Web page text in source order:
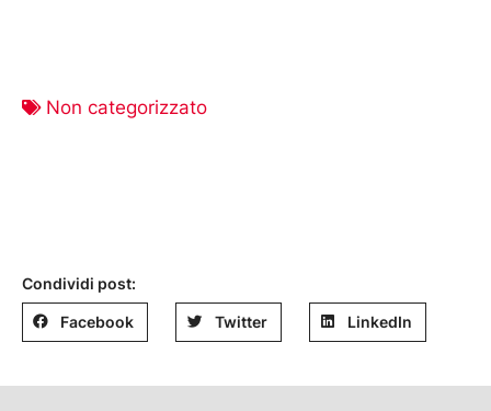
Non categorizzato
Condividi post:
Facebook Twitter LinkedIn